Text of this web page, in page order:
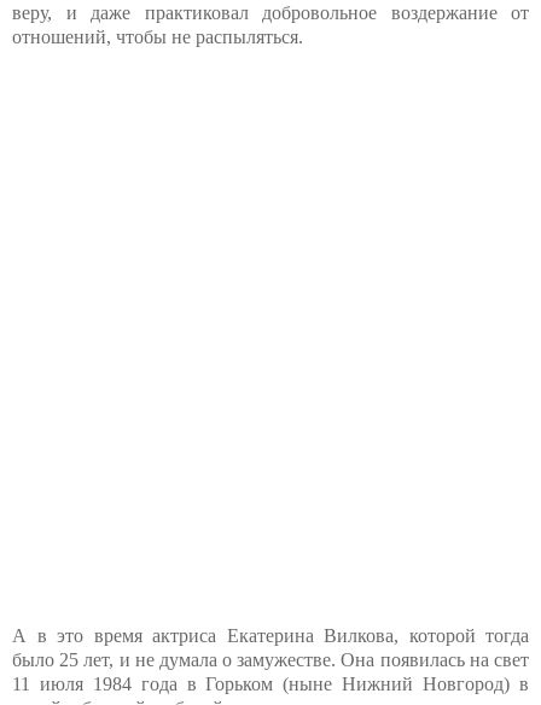
веру, и даже практиковал добровольное воздержание от
отношений, чтобы не распыляться.
А в это время актриса Екатерина Вилкова, которой тогда
было 25 лет, и не думала о замужестве. Она появилась на свет
11 июля 1984 года в Горьком (ныне Нижний Новгород) в